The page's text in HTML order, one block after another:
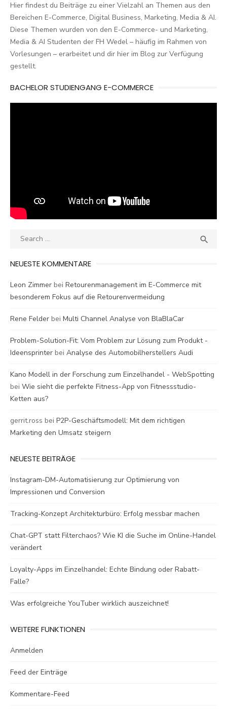
Hier findest du Beiträge zu einer Vielzahl an Themen aus den
Bereichen E-Commerce, Digital Business, Marketing, Media & AI.
Diese Themen wurden von den E-Commerce- und Marketing,
Media & AI Studenten der FH Wedel – häufig im Rahmen von
Vorlesungen – erarbeitet und dir hier im Blog zur Verfügung
gestellt.
BACHELOR STUDIENGANG E-COMMERCE
Search

NEUESTE KOMMENTARE
Leon Zimmer bei Retourenmanagement im E-Commerce mit
besonderem Fokus auf die Retourenvermeidung
Rene Felder bei Multi Channel Analyse von BlaBlaCar
Problem-Solution-Fit: Vom Problem zur Lösung zum Produkt -
Ideensprinter bei Analyse des Automobilherstellers Audi
Kano Modell in der Forschung zum Einzelhandel - WebSpotting
bei Wie sieht die perfekte Fitness-App von Fitnessstudio-
Ketten aus?
gerrit.ross bei P2P-Geschäftsmodell: Mit dem richtigen
Marketing den Umsatz steigern
NEUESTE BEITRÄGE
Instagram-DM-Automatisierung zur Optimierung von
Impressionen und Conversion
Tracking-Konzept Architekturbüro: Erfolg messbar machen
Chat-GPT statt Filterchaos? Wie KI die Suche im Online-Handel
verändert
Loyalty-Apps im Einzelhandel: Echte Bindung oder Rabatt-
Falle?
Was erfolgreiche YouTuber wirklich auszeichnet!
WEITERE FUNKTIONEN
Anmelden
Feed der Einträge
Kommentare-Feed